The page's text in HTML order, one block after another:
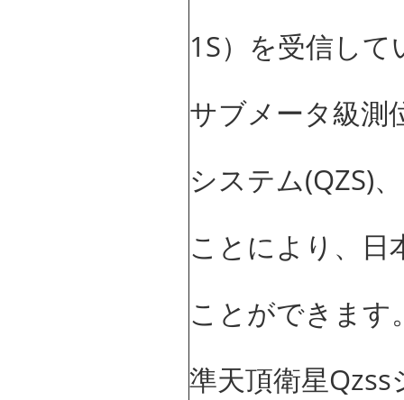
1S）を受信して
サブメータ級測
システム(QZS)
ことにより、日
ことができます
準天頂衛星